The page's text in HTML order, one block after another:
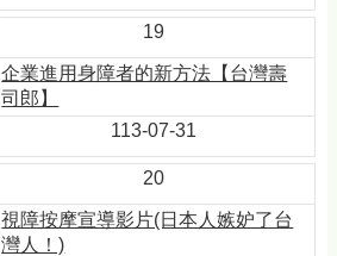
19
企業進用身障者的新方法【台灣壽
司郎】
113-07-31
20
視障按摩宣導影片(日本人嫉妒了台
灣人！)